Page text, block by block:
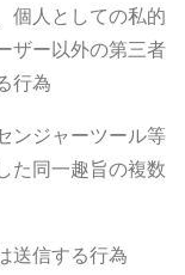
個人としての私的
ザー以外の第三者
行為
ンジャーツール等
た同一趣旨の複数
送信する行為